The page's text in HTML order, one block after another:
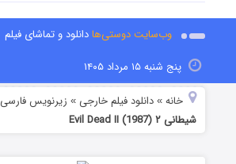
وب‌سایت دوستی‌هادانلود و تماشای فیلم
پنج شنبه ۱۵ مرداد ۱۴۰۵
خانه »دانلود فیلم خارجی » زیرنویس فارسی
شیطانی ۲ Evil Dead II (1987)